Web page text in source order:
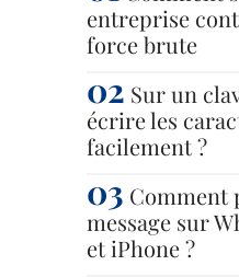
entreprise
force brute
Sur un
écrire les
facilement ?
Comment
message sur
et iPhone ?